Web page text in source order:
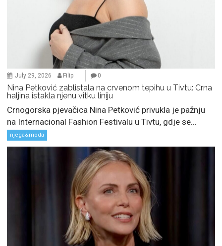
July 29, 2026 Filip 0
Nina Petković zablistala na crvenom tepihu u Tivtu: Crna
haljina istakla njenu vitku liniju
Crnogorska pjevačica Nina Petković privukla je pažnju
na Internacional Fashion Festivalu u Tivtu, gdje se...
njega&moda